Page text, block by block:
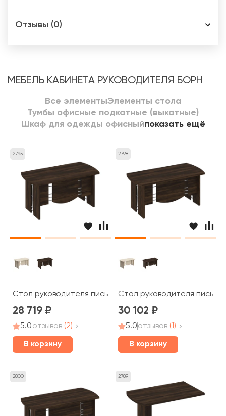
Отзывы (0)
МЕБЕЛЬ КАБИНЕТА РУКОВОДИТЕЛЯ БОРН
Все элементыЭлементы стола
Тумбы офисные подкатные (выкатные)
Шкаф для одежды офисныйпоказать ещё
2795
Стол руководителя письменный 160x80x75 Борн
28 719
5.0отзывов (2)
В корзину
2798
Стол руководителя
30 102
5.0отзывов (1)
В корзину
2800 2789